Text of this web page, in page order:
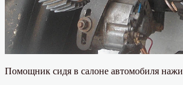
Помощник сидя в салоне автомобиля